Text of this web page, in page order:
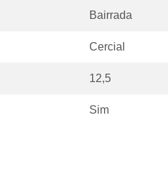
Bairrada
Cercial
12,5
Sim